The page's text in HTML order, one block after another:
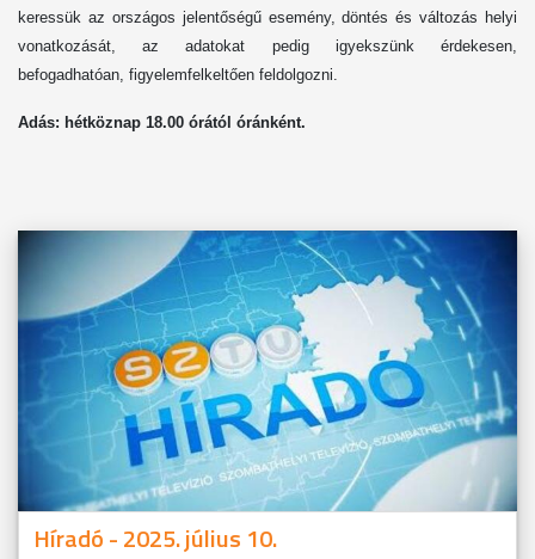
keressük az országos jelentőségű esemény, döntés és változás helyi
vonatkozását, az adatokat pedig igyekszünk érdekesen,
befogadhatóan, figyelemfelkeltően feldolgozni.
Adás: hétköznap 18.00 órától óránként.
Híradó - 2025. július 10.